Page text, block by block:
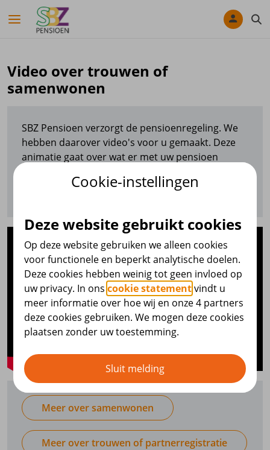
Navigatie overslaan
Video over trouwen of
samenwonen
SBZ Pensioen verzorgt de pensioenregeling. We
hebben daarover video's voor u gemaakt. Deze
animatie gaat over wat er met uw pensioen
u een geregistreerd partnerschap aangaat.
Meer over samenwonen
Meer over trouwen of partnerregistratie
Cookie-instellingen
Deze website gebruikt cookies
Op deze website gebruiken we alleen cookies
voor functionele en beperkt analytische doelen.
Deze cookies hebben weinig tot geen invloed op
uw privacy. In onscookie statementvindt u
meer informatie over hoe wij en onze 4 partners
deze cookies gebruiken. We mogen deze cookies
plaatsen zonder uw toestemming.
Sluit melding